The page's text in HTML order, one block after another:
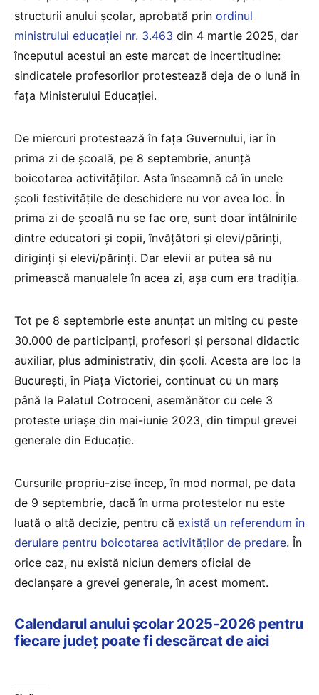
structurii anului școlar, aprobată prin ordinul
ministrului educației nr. 3.463 din 4 martie 2025, dar
începutul acestui an este marcat de incertitudine:
sindicatele profesorilor protestează deja de o lună în
fața Ministerului Educației.
De miercuri protestează în fața Guvernului, iar în
prima zi de școală, pe 8 septembrie, anunță
boicotarea activităților. Asta înseamnă că în unele
școli festivitățile de deschidere nu vor avea loc. În
prima zi de școală nu se fac ore, sunt doar întâlnirile
dintre educatori și copii, învățători și elevi/părinți,
diriginți și elevi/părinți. Dar elevii ar putea să nu
primească manualele în acea zi, așa cum era tradiția.
Tot pe 8 septembrie este anunțat un miting cu peste
30.000 de participanți, profesori și personal didactic
auxiliar, plus administrativ, din școli. Acesta are loc la
București, în Piața Victoriei, continuat cu un marș
până la Palatul Cotroceni, asemănător cu cele 3
proteste uriașe din mai-iunie 2023, din timpul grevei
generale din Educație.
Cursurile propriu-zise încep, în mod normal, pe data
de 9 septembrie, dacă în urma protestelor nu este
luată o altă decizie, pentru că există un referendum în
derulare pentru boicotarea activităților de predare. În
orice caz, nu există niciun demers oficial de
declanșare a grevei generale, în acest moment.
Calendarul anului școlar 2025-2026 pentru
fiecare județ poate fi descărcat de aici